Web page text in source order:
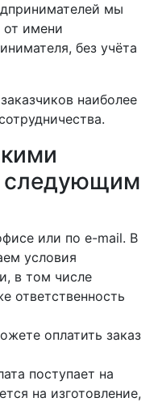
мы
от имени
без учёта
наиболее
следующим
или по e-mail. В
условия
в том числе
ответственность
оплатить заказ
поступает на
на изготовление,